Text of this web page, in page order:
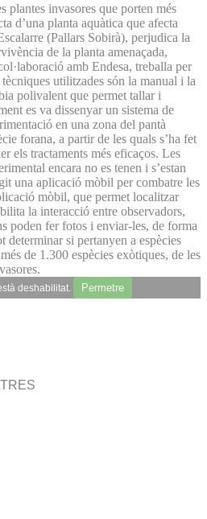
plantes invasores que porten més
d’una planta aquàtica que afecta
(Pallars Sobirà), perjudica la
de la planta amenaçada,
amb Endesa, treballa per
utilitzades són la manual i la
polivalent que permet tallar i
es va dissenyar un sistema de
en una zona del pantà
forana, a partir de les quals s’ha fet
els tractaments més eficaços. Les
encara no es tenen i s’estan
una aplicació mòbil per combatre les
mòbil, que permet localitzar
la interacció entre observadors,
poden fer fotos i enviar-les, de forma
determinar si pertanyen a espècies
de 1.300 espècies exòtiques, de les
deshabilitat. Permetre